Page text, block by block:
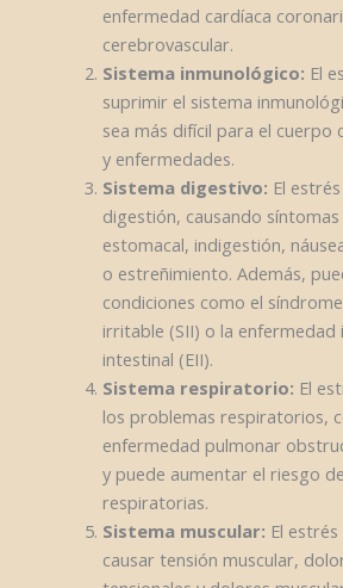
enfermedad cardíaca
cerebrovascular.
Sistema inmunológico: El
suprimir el sistema
sea más difícil para el cuerpo
y enfermedades.
Sistema digestivo: El
digestión, causando
estomacal, indigestión,
o estreñimiento. Además,
condiciones como el
irritable (SII) o la
intestinal (EII).
Sistema respiratorio: El
los problemas respiratorios,
enfermedad pulmonar
y puede aumentar el riesgo
respiratorias.
Sistema muscular: El
causar tensión muscular,